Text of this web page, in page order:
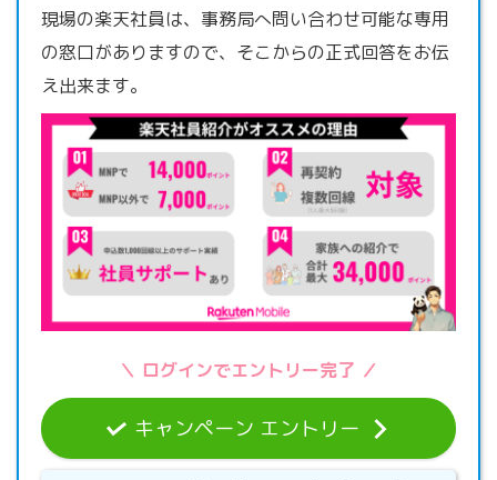
現場の楽天社員は、事務局へ問い合わせ可能な専用
の窓口がありますので、そこからの正式回答をお伝
え出来ます。
＼ ログインでエントリー完了 ／
キャンペーン エントリー